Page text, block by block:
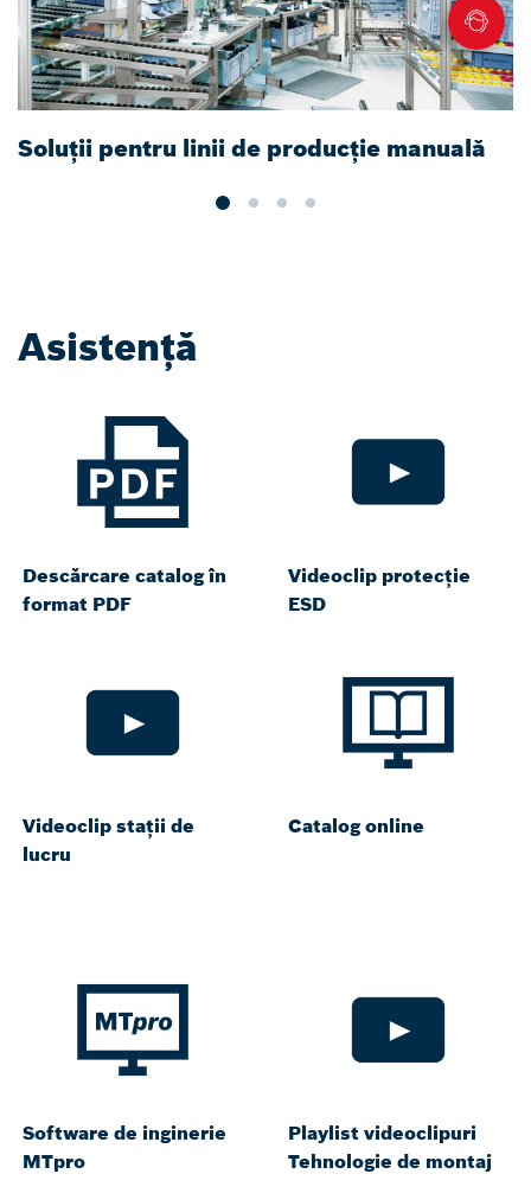
Soluții pentru linii de producție manuală
Asistență
Descărcare catalog în
format PDF
Videoclip protecție
ESD
Videoclip stații de
lucru
Catalog online
Software de inginerie
MTpro
Playlist videoclipuri
Tehnologie de montaj